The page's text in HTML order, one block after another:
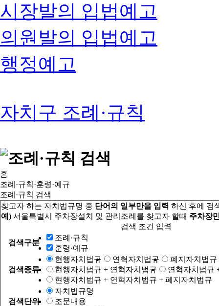
시장발의 입법예고
의원발의 입법예고
행정예고
자치구 조례·규칙
홈
조례·규칙·훈령·예규
조례·규칙 검색
찾고자 하는 자치법규명 중 단어의 일부만을 입력 하신 후에 검
예) 서울특별시 주차장설치 및 관리조례를 찾고자 할때 주차장
검색 조건 입력
검색구분
조례·규칙
훈령·예규
검색종류
현행자치법규 연혁자치법규
폐지자치법규
현행자치법규 + 연혁자치법규
연혁자치법규
현행자치법규 + 연혁자치법규 + 폐지자치법규
검색단위
자치법규명
조문내용